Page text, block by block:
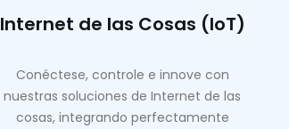
Internet de las Cosas (IoT)
Conéctese, controle e innove con
nuestras soluciones de Internet de las
cosas, integrando perfectamente